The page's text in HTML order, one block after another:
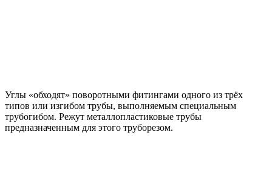
Углы «обходят» поворотными фитингами одного из трёх
типов или изгибом трубы, выполняемым специальным
трубогибом. Режут металлопластиковые трубы
предназначенным для этого труборезом.